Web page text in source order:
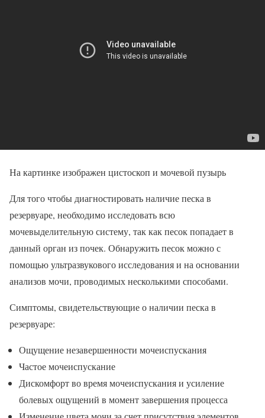
На картинке изображен цистоскоп и мочевой пузырь
Для того чтобы диагностировать наличие песка в
резервуаре, необходимо исследовать всю
мочевыделительную систему, так как песок попадает в
данный орган из почек. Обнаружить песок можно с
помощью ультразвукового исследования и на основании
анализов мочи, проводимых несколькими способами.
Симптомы, свидетельствующие о наличии песка в
резервуаре:
Ощущение незавершенности мочеиспускания
Частое мочеиспускание
Дискомфорт во время мочеиспускания и усиление
болевых ощущений в момент завершения процесса